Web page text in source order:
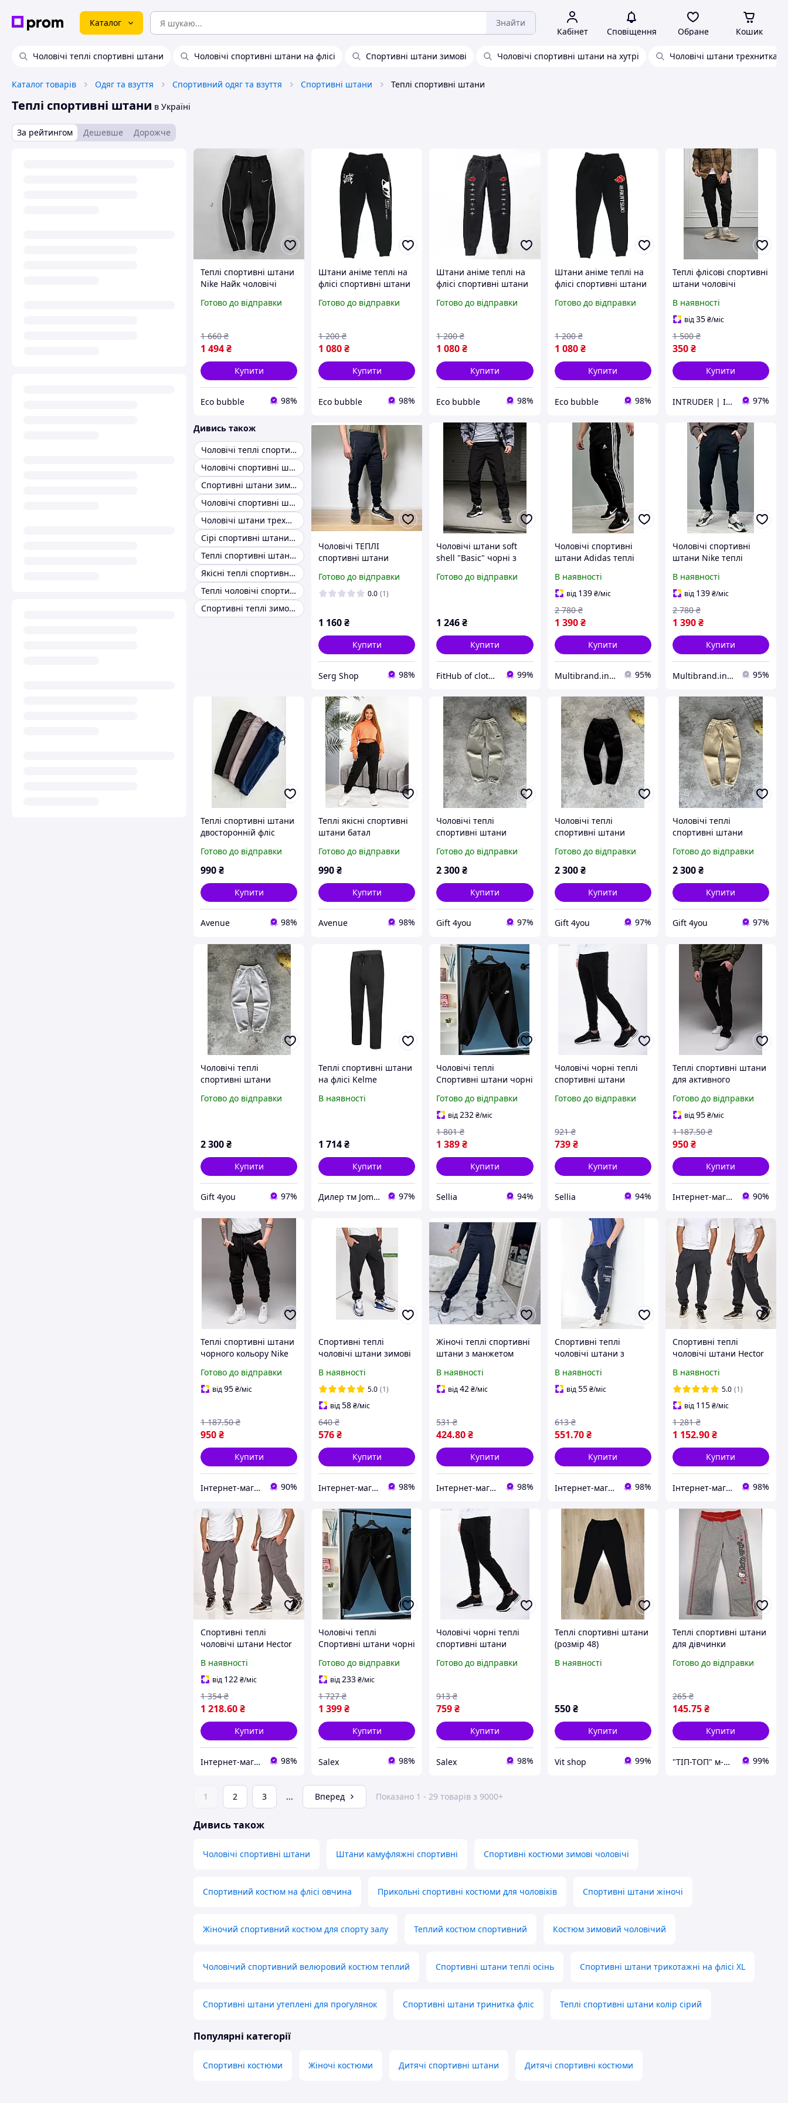
Каталог Знайти
Кабінет Сповіщення Обране Кошик
Чоловічі теплі спортивні штани Чоловічі спортивні штани на флісі Спортивні штани зимові Чоловічі спортивні штани на хутрі Чоловічі штани трехнитка
Каталог товарів Одяг та взуття Спортивний одяг та взуття Спортивні штани Теплі спортивні штани
Теплі спортивні штани в Україні
За рейтингом Дешевше Дорожче
Теплі спортивні штани
Nike Найк чоловічі
флісі зимові чорні
Готово до відправки
1 494₴
1 660 ₴
Купити
Eco bubble 98%
Штани аніме теплі на
флісі спортивні штани
Готово до відправки
1 080₴
1 200 ₴
Купити
Eco bubble 98%
Штани аніме теплі на
флісі спортивні штани
Готово до відправки
1 080₴
1 200 ₴
Купити
Eco bubble 98%
Штани аніме теплі на
флісі спортивні штани
Готово до відправки
1 080 ₴
1 200 ₴
Купити
Eco bubble 98%
Теплі флісові спортивні
штани чоловічі
універсальні штани
для щоденного носіння
В наявності
від35₴/міс
350₴
1 500 ₴
Купити
INTRUDER | Інтернет- магазин одягу 97%
Дивись також
Чоловічі теплі спортивні штани
Чоловічі спортивні штани на флісі
Спортивні штани зимові
Чоловічі спортивні штани на хутрі
Чоловічі штани трехнитка
Сірі спортивні штани фліс
Теплі спортивні штани під манжет
Якісні теплі спортивні штани
Теплі чоловічі спортивні штани на флісі чорні
Спортивні теплі зимові штани
Чоловічі ТЕПЛІ
спортивні штани
манжеті.Тенмо-cині.
XXL
Готово до відправки
0.0 (1)
1 160₴
Купити
Serg Shop 98%
Чоловічі штани soft
shell "Basic" чорні з
матеріалу на флісі до
Готово до відправки
1 246₴
Купити
FitHub of clothes 99%
Чоловічі спортивні
штани Adidas теплі
штани Адідас зі
смужками чорні
В наявності
від 139 ₴/міс
1 390 ₴
2 780 ₴
Купити
Multibrand.in.ua 95%
Чоловічі спортивні
штани Nike теплі
зимові на флісі темно-
сині
В наявності
від 139₴/міс
1 390₴
2 780 ₴
Купити
Multibrand.in.ua 95%
Теплі спортивні штани
двосторонній фліс
Готово до відправки
990₴
Купити
Avenue 98%
Теплі якісні спортивні
штани батал
Готово до відправки
990₴
Купити
Avenue 98%
Чоловічі теплі
спортивні штани
на флісі | Premium
Quality | Туреччина |
Готово до відправки
2 300₴
Купити
Gift 4you 97%
Чоловічі теплі
спортивні штани
на флісі | Premium
Quality | Туреччина |
Готово до відправки
2 300 ₴
Купити
Gift 4you 97%
Чоловічі теплі
спортивні штани
на флісі | Premium
Quality | Туреччина |
Готово до відправки
2 300₴
Купити
Gift 4you 97%
Чоловічі теплі
спортивні штани
на флісі | Premium
Готово до відправки
2 300₴
Купити
Gift 4you 97%
Теплі спортивні штани
на флісі Kelme
В наявності
1 714₴
Купити
Дилер тм Joma в Україні - joma.in.ua 97%
Чоловічі теплі
Спортивні штани чорні
Готово до відправки
від232₴/міс
1 389₴
1 801 ₴
Купити
Sellia 94%
Чоловічі чорні теплі
спортивні штани
Готово до відправки
739 ₴
921 ₴
Купити
Sellia 94%
Теплі спортивні штани
для активного
утеплені чорні пряма
штанина фліс кишені
на змійці
Готово до відправки
від95₴/міс
950₴
1 187.50 ₴
Купити
Інтернет-магазин Look 100 Clothes 90%
Теплі спортивні штани
чорного кольору Nike
чорньо на манжеті для
зимового сезону
Готово до відправки
від95₴/міс
950₴
1 187.50 ₴
Купити
Інтернет-магазин Look 100 Clothes 90%
Спортивні теплі
чоловічі штани зимові
на флісі темно-сірі,
великі розміри (56-64)
В наявності
5.0 (1)
від58₴/міс
576₴
640 ₴
Купити
Інтернет-магазин одягу та взуття "Obnofka" 98%
Жіночі теплі спортивні
штани з манжетом
темно-сині розмір 42-
50
В наявності
від42₴/міс
424.80₴
531 ₴
Купити
Інтернет-магазин одягу та взуття "Obnofka" 98%
Спортивні теплі
чоловічі штани з
манжетом трикотаж на
флісі чорні
В наявності
від55 ₴/міс
551.70 ₴
613 ₴
Купити
Інтернет-магазин одягу та взуття "Obnofka" 98%
Спортивні теплі
чоловічі штани Hector
зимові з манжетом
футер тринитка на
флісі графітовий
В наявності
5.0 (1)
від 115₴/міс
1 152.90₴
1 281 ₴
Купити
Інтернет-магазин одягу та взуття "Obnofka" 98%
Спортивні теплі
чоловічі штани Hector
зимові з манжетами
трикотаж на флісі
темний сірі великі
розміри
В наявності
від 122₴/міс
1 218.60₴
1 354 ₴
Купити
Інтернет-магазин одягу та взуття "Obnofka" 98%
Чоловічі теплі
Спортивні штани чорні
Готово до відправки
від233₴/міс
1 399₴
1 727 ₴
Купити
Salex 98%
Чоловічі чорні теплі
спортивні штани
Готово до відправки
759₴
913 ₴
Купити
Salex 98%
Теплі спортивні штани
(розмір 48)
В наявності
550 ₴
Купити
Vit shop 99%
Теплі спортивні штани
для дівчинки
Готово до відправки
145.75₴
265 ₴
Купити
"ТІП-ТОП" м-н дитячого та підліткового взуття 99%
1 2 3 ... Вперед Показано 1 - 29 товарів з 9000+
Дивись також
Чоловічі спортивні штани Штани камуфляжні спортивні Спортивні костюми зимові чоловічі
Спортивний костюм на флісі овчина Прикольні спортивні костюми для чоловіків Спортивні штани жіночі
Жіночий спортивний костюм для спорту залу Теплий костюм спортивний Костюм зимовий чоловічий
Чоловічий спортивний велюровий костюм теплий Спортивні штани теплі осінь Спортивні штани трикотажні на флісі XL
Спортивні штани утеплені для прогулянок Спортивні штани тринитка фліс Теплі спортивні штани колір сірий
Популярні категорії
Спортивні костюми Жіночі костюми Дитячі спортивні штани Дитячі спортивні костюми